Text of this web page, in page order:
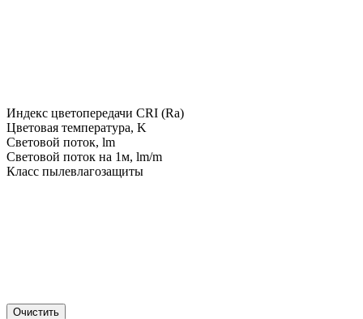
Индекс цветопередачи CRI (Ra)
Цветовая температура, K
Световой поток, lm
Световой поток на 1м, lm/m
Класс пылевлагозащиты
Очистить